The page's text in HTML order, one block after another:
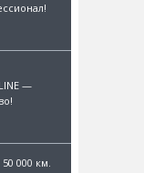
—
000 км.